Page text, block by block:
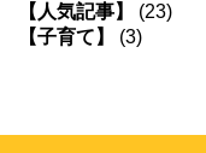
【人気記事】
(23)
【子育て】
(3)